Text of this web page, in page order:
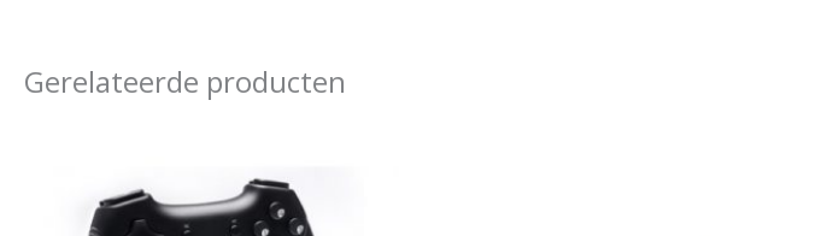
Gerelateerde producten